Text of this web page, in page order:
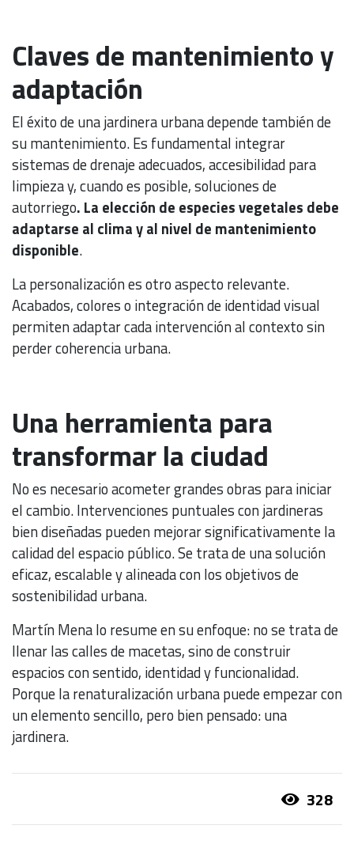
Claves de mantenimiento y
adaptación
El éxito de una jardinera urbana depende también de
su mantenimiento. Es fundamental integrar
sistemas de drenaje adecuados, accesibilidad para
limpieza y, cuando es posible, soluciones de
autorriego. La elección de especies vegetales debe
adaptarse al clima y al nivel de mantenimiento
disponible.
La personalización es otro aspecto relevante.
Acabados, colores o integración de identidad visual
permiten adaptar cada intervención al contexto sin
perder coherencia urbana.
Una herramienta para
transformar la ciudad
No es necesario acometer grandes obras para iniciar
el cambio. Intervenciones puntuales con jardineras
bien diseñadas pueden mejorar significativamente la
calidad del espacio público. Se trata de una solución
eficaz, escalable y alineada con los objetivos de
sostenibilidad urbana.
Martín Mena lo resume en su enfoque: no se trata de
llenar las calles de macetas, sino de construir
espacios con sentido, identidad y funcionalidad.
Porque la renaturalización urbana puede empezar con
un elemento sencillo, pero bien pensado: una
jardinera.
328